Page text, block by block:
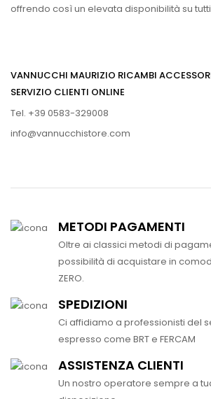
offrendo così un elevata disponibilità su
VANNUCCHI MAURIZIO RICAMBI
SERVIZIO CLIENTI ONLINE
Tel. +39 0583-329008
info@vannucchistore.com
METODI PAGAMENTI
Oltre ai classici metodi di
possibilità di acquistare in
ZERO.
SPEDIZIONI
Ci affidiamo a professionisti del
espresso come BRT e FERCAM
ASSISTENZA CLIENTI
Un nostro operatore sempre a